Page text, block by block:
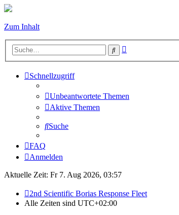
Zum Inhalt
Suche
Schnellzugriff
Unbeantwortete Themen
Aktive Themen
Suche
FAQ
Anmelden
Aktuelle Zeit: Fr 7. Aug 2026, 03:57
2nd Scientific Borias Response Fleet
Alle Zeiten sind UTC+02:00